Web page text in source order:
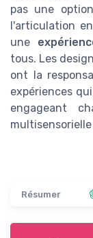
pas une
l'articulation
une
tous. Les
ont la
expériences
engageant
Résumer